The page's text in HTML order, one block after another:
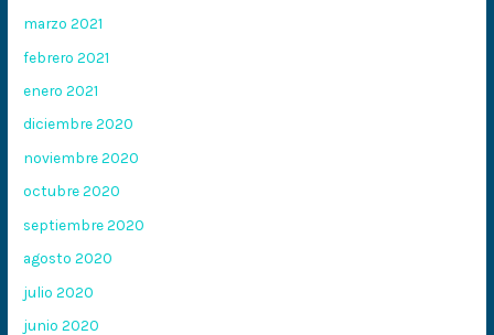
marzo 2021
febrero 2021
enero 2021
diciembre 2020
noviembre 2020
octubre 2020
septiembre 2020
agosto 2020
julio 2020
junio 2020